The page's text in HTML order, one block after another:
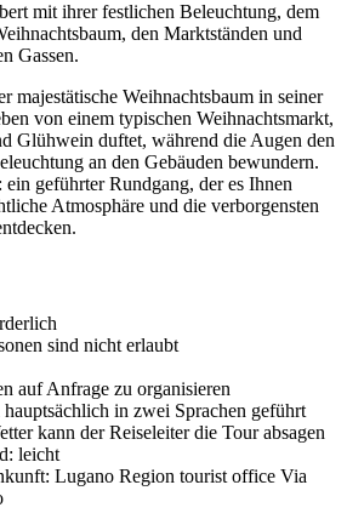
mit ihrer festlichen Beleuchtung, dem
den Marktständen und
Gassen.
majestätische Weihnachtsbaum in seiner
von einem typischen Weihnachtsmarkt,
Glühwein duftet, während die Augen den
an den Gebäuden bewundern.
geführter Rundgang, der es Ihnen
Atmosphäre und die verborgensten
sind nicht erlaubt
auf Anfrage zu organisieren
in zwei Sprachen geführt
kann der Reiseleiter die Tour absagen
leicht
Lugano Region tourist office Via